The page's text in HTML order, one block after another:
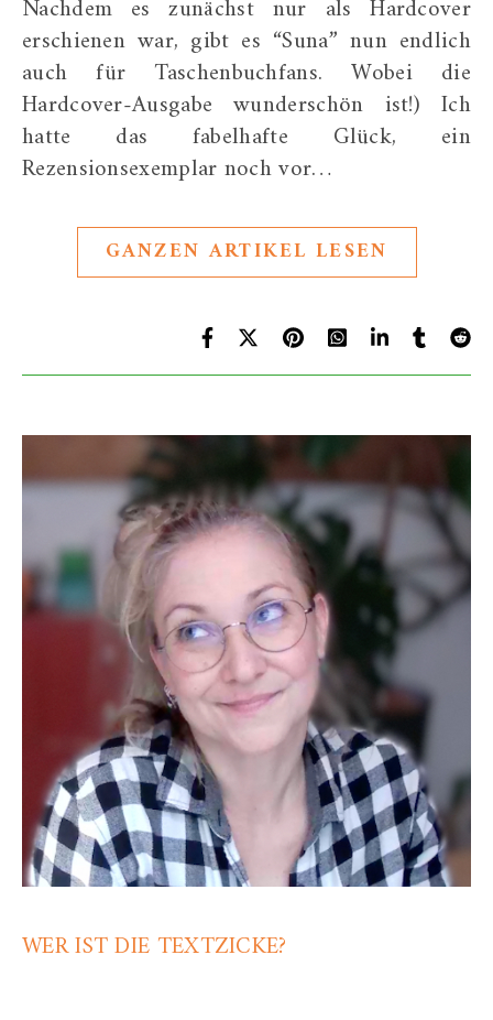
Nachdem es zunächst nur als Hardcover
erschienen war, gibt es “Suna” nun endlich
auch für Taschenbuchfans. Wobei die
Hardcover-Ausgabe wunderschön ist!) Ich
hatte das fabelhafte Glück, ein
Rezensionsexemplar noch vor…
GANZEN ARTIKEL LESEN
WER IST DIE TEXTZICKE?